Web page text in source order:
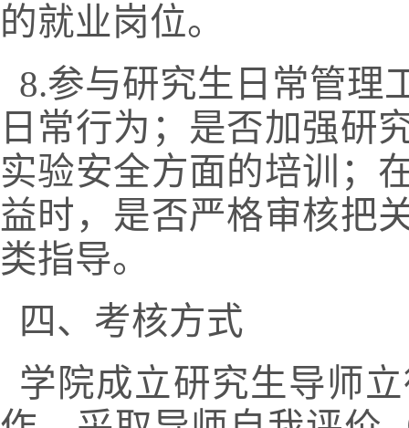
的就业岗位。
8.参与研究生日常管理
日常行为；是否加强研
实验安全方面的培训；
益时，是否严格审核把
类指导。
四、考核方式
学院成立研究生导师